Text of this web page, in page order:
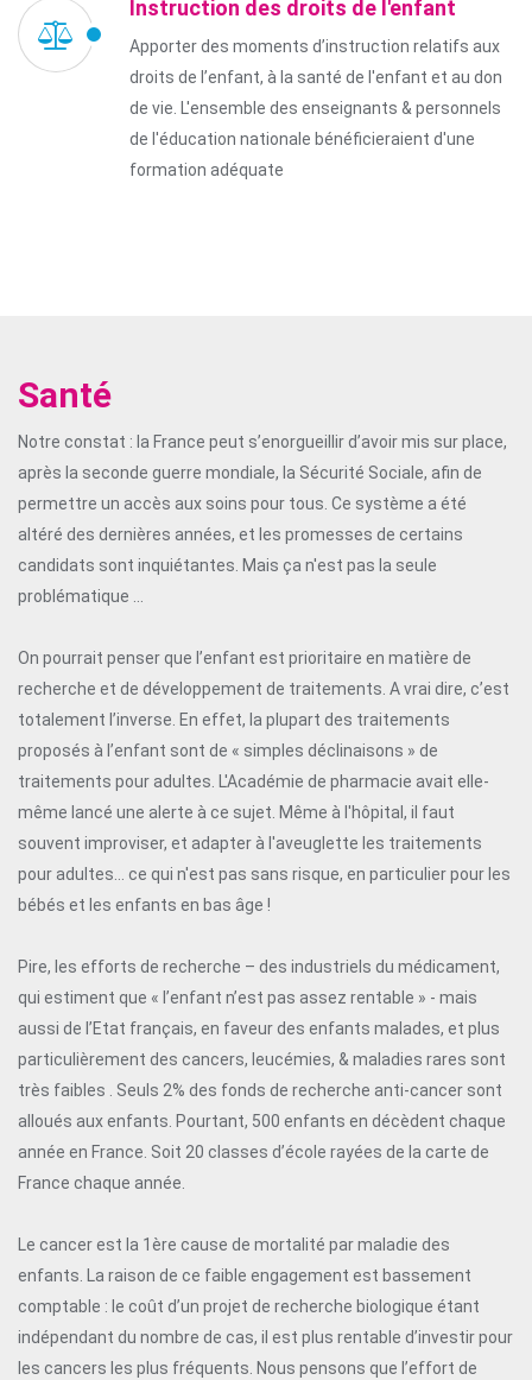
Instruction des droits de l'enfant
Apporter des moments d’instruction relatifs aux
droits de l’enfant, à la santé de l'enfant et au don
de vie. L'ensemble des enseignants & personnels
de l'éducation nationale bénéficieraient d'une
formation adéquate
Santé
Notre constat : la France peut s’enorgueillir d’avoir mis sur place,
après la seconde guerre mondiale, la Sécurité Sociale, afin de
permettre un accès aux soins pour tous. Ce système a été
altéré des dernières années, et les promesses de certains
candidats sont inquiétantes. Mais ça n'est pas la seule
problématique ...
On pourrait penser que l’enfant est prioritaire en matière de
recherche et de développement de traitements. A vrai dire, c’est
totalement l’inverse. En effet, la plupart des traitements
proposés à l’enfant sont de « simples déclinaisons » de
traitements pour adultes. L'Académie de pharmacie avait elle-
même lancé une alerte à ce sujet. Même à l'hôpital, il faut
souvent improviser, et adapter à l'aveuglette les traitements
pour adultes… ce qui n'est pas sans risque, en particulier pour les
bébés et les enfants en bas âge !
Pire, les efforts de recherche – des industriels du médicament,
qui estiment que « l’enfant n’est pas assez rentable » - mais
aussi de l’Etat français, en faveur des enfants malades, et plus
particulièrement des cancers, leucémies, & maladies rares sont
très faibles . Seuls 2% des fonds de recherche anti-cancer sont
alloués aux enfants. Pourtant, 500 enfants en décèdent chaque
année en France. Soit 20 classes d’école rayées de la carte de
France chaque année.
Le cancer est la 1ère cause de mortalité par maladie des
enfants. La raison de ce faible engagement est bassement
comptable : le coût d’un projet de recherche biologique étant
indépendant du nombre de cas, il est plus rentable d’investir pour
les cancers les plus fréquents. Nous pensons que l’effort de